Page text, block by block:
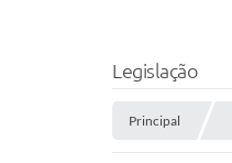
Legislação
Principal